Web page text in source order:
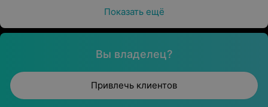
Показать ещё
Вы владелец?
Привлечь клиентов